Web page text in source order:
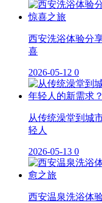
西安洗浴体验分
喜
2026-05-12 0
从传统澡堂到城
轻人
2026-05-13 0
西安温泉洗浴体